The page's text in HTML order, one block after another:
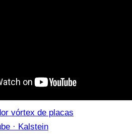
vórtex de placas
· Kalstein